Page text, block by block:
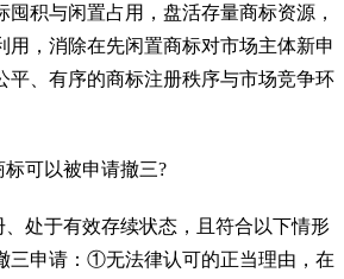
囤积与闲置占用，盘活存量商标资源，
用，消除在先闲置商标对市场主体新申
平、有序的商标注册秩序与市场竞争环
可以被申请撤三?
处于有效存续状态，且符合以下情形
三申请：①无法律认可的正当理由，在